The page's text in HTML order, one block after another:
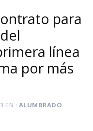
para
línea
por más
EN
ALUMBRADO